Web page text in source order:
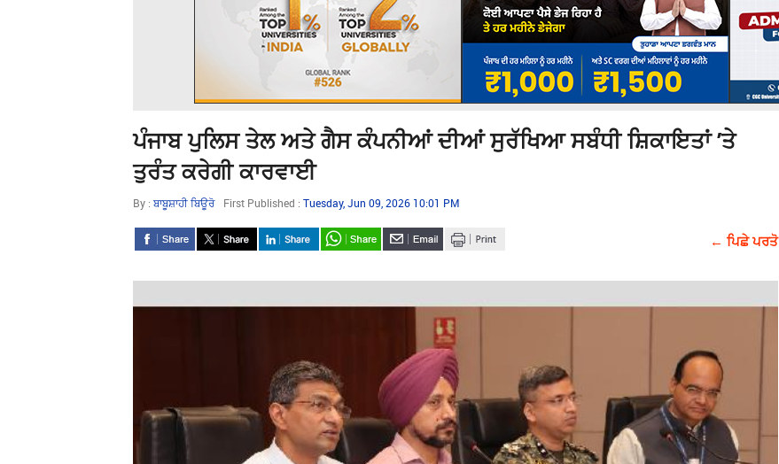
ਪੰਜਾਬ ਪੁਲਿਸ ਤੇਲ ਅਤੇ ਗੈਸ ਕੰਪਨੀਆਂ ਦੀਆਂ ਸੁਰੱਖਿਆ ਸਬੰਧੀ ਸ਼ਿਕਾਇਤਾਂ ’ਤੇ
ਤੁਰੰਤ ਕਰੇਗੀ ਕਾਰਵਾਈ
By : ਬਾਬੂਸ਼ਾਹੀ ਬਿਊਰੋ First Published : Tuesday, Jun 09, 2026 10:01 PM
← ਪਿਛੇ ਪਰਤੋ